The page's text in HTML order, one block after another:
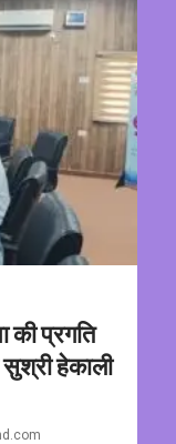
की प्रगति
सुश्री हेकाली